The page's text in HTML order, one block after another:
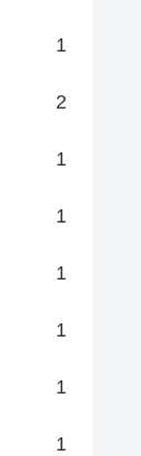
1
2
1
1
1
1
1
1